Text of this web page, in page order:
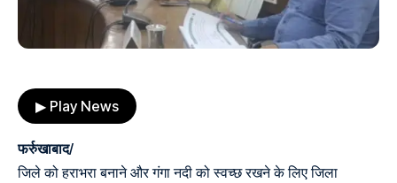
▶ Play News
फर्रुखाबाद/
जिले को हराभरा बनाने और गंगा नदी को स्वच्छ रखने के लिए जिला